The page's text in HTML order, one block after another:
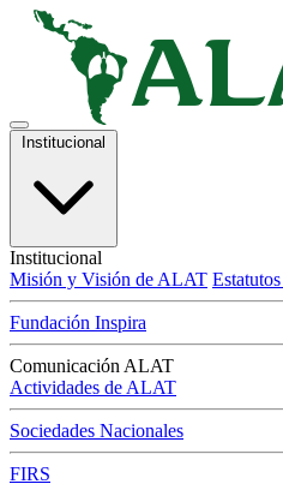
Institucional
Institucional
Misión y Visión de ALAT
Fundación Inspira
Comunicación ALAT
Actividades de ALAT
Sociedades Nacionales
FIRS